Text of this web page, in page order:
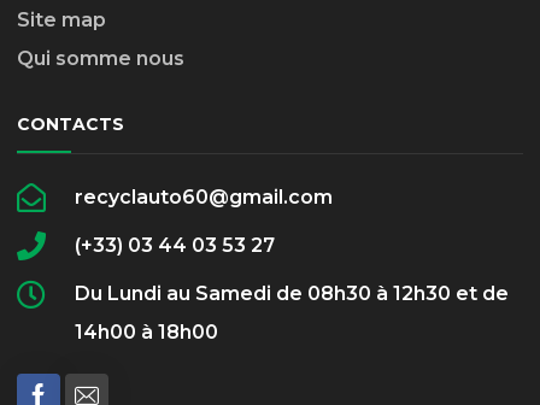
Site map
Qui somme nous
CONTACTS
recyclauto60@gmail.com
(+33) 03 44 03 53 27
Du Lundi au Samedi de 08h30 à 12h30 et de
14h00 à 18h00